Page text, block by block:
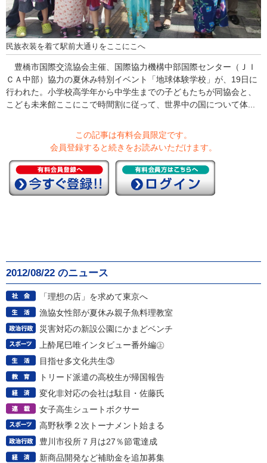
民族衣装を着て駅前大通りをここにこへ
豊橋市国際交流協会主催、国際協力機構中部国際センター（ＪＩ
ＣＡ中部）協力の夏休み特別イベント「地球体験学校」が、19日に
行われた。小学校高学年から中学生までの子どもたちが同協会と、
こども未来館ここにこで時間割に従って、世界中の国について体...
この記事は有料会員限定です。
会員登録すると続きをお読みいただけます。
2012/08/22 のニュース
「理想の店」を求めて東京へ
漁協女性部が夏休み親子魚料理教室
災害対応の新設公園にかまどベンチ
上酔尾巳唯インタビュー番外編㊤
目指せ多文化共生③
トリード派遣の高校生が帰国報告
変化非対応の会社は駄目・佐藤氏
女子高生シュートボクサー
高野秋季２次トーナメント始まる
豊川市役所７月は27％節電達成
新商品開発など補助金を追加募集